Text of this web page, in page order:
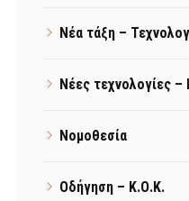
Νέα τάξη –
Νέες τεχνολογίες
Νομοθεσία
Οδήγηση – Κ.Ο.Κ.